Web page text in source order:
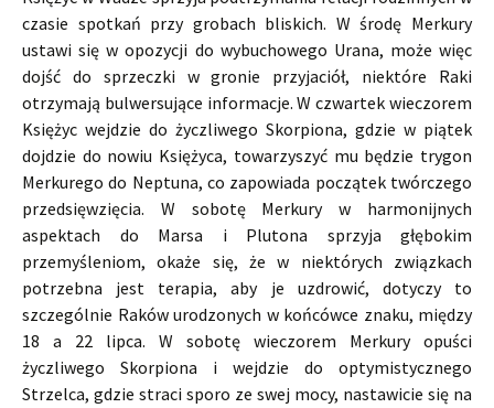
czasie spotkań przy grobach bliskich. W środę Merkury
ustawi się w opozycji do wybuchowego Urana, może więc
dojść do sprzeczki w gronie przyjaciół, niektóre Raki
otrzymają bulwersujące informacje. W czwartek wieczorem
Księżyc wejdzie do życzliwego Skorpiona, gdzie w piątek
dojdzie do nowiu Księżyca, towarzyszyć mu będzie trygon
Merkurego do Neptuna, co zapowiada początek twórczego
przedsięwzięcia. W sobotę Merkury w harmonijnych
aspektach do Marsa i Plutona sprzyja głębokim
przemyśleniom, okaże się, że w niektórych związkach
potrzebna jest terapia, aby je uzdrowić, dotyczy to
szczególnie Raków urodzonych w końcówce znaku, między
18 a 22 lipca. W sobotę wieczorem Merkury opuści
życzliwego Skorpiona i wejdzie do optymistycznego
Strzelca, gdzie straci sporo ze swej mocy, nastawicie się na